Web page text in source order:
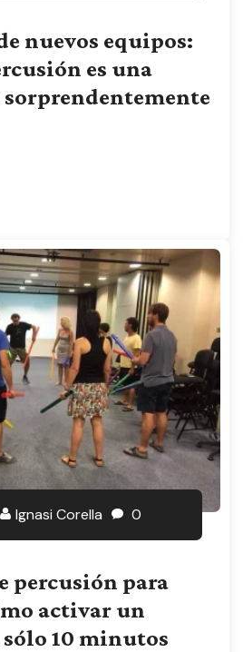
nuevos equipos:
es una
Ignasi Corella 0
percusión para
activar un
10 minutos